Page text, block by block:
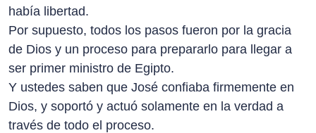
había libertad.
Por supuesto, todos los pasos fueron por la gracia
de Dios y un proceso para prepararlo para llegar a
ser primer ministro de Egipto.
Y ustedes saben que José confiaba firmemente en
Dios, y soportó y actuó solamente en la verdad a
través de todo el proceso.